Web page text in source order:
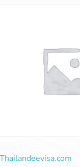
Thailandeevisa.com